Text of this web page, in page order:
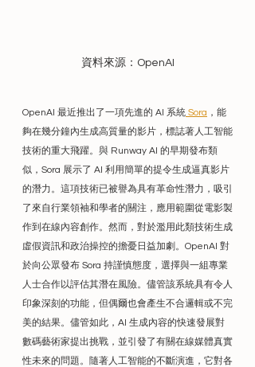
資料來源：OpenAI
OpenAI 最近推出了一項先進的 AI 系統 Sora ，能
夠在幾分鐘內生成高質量的影片，標誌著人工智能
技術的重大飛躍。與 Runway AI 的早期發布類
似，Sora 展示了 AI 利用簡單的提令生成逼真影片
的潛力。這項技術已被譽為具有革命性潛力，吸引
了來自行業領袖和學者的關注，應用範圍從電影製
作到在線內容創作。然而，對於濫用此類技術生成
虛假資訊和政治操控的擔憂日益加劇。OpenAI 對
於向公眾發布 Sora 持謹慎態度，選擇與一組專業
人士合作以評估其潛在風險。儘管該系統具有令人
印象深刻的功能，但偶爾也會產生不合邏輯或不完
美的結果。儘管如此，AI 生成內容的快速發展對
數碼藝術家提出挑戰，並引發了有關在線媒體真實
性未來的問題。隨著人工智能的不斷演進，它對各